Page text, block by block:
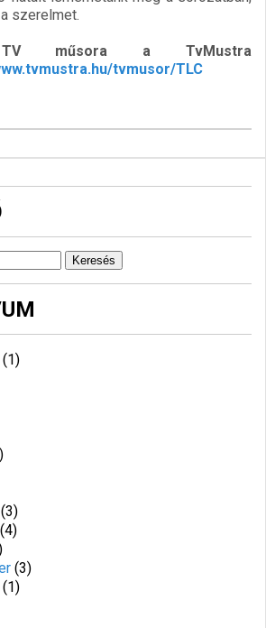
szerelmet.
műsora a TvMustra
tvmusor/TLC
Keresés
(1)
)
(3)
(4)
(3)
(1)